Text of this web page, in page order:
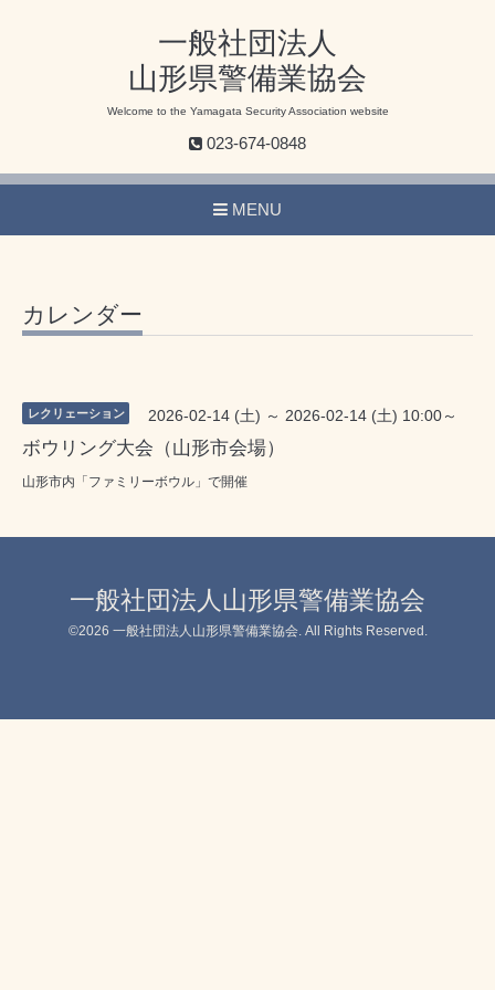
一般社団法人
山形県警備業協会
Welcome to the Yamagata Security Association website
023-674-0848
MENU
カレンダー
レクリェーション 2026-02-14 (土) ～ 2026-02-14 (土) 10:00～
ボウリング大会（山形市会場）
山形市内「ファミリーボウル」で開催
一般社団法人山形県警備業協会
©2026 一般社団法人山形県警備業協会. All Rights Reserved.